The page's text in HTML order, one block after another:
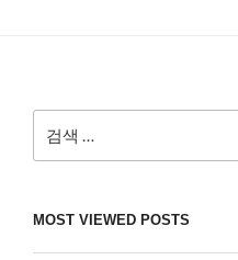
색:
MOST VIEWED POSTS